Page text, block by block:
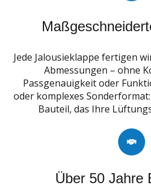
Jede Jalousieklappe fertigen
Abmessungen – ohne
Passgenauigkeit oder
oder komplexes
Bauteil, das Ihre
Über 50 Jahre